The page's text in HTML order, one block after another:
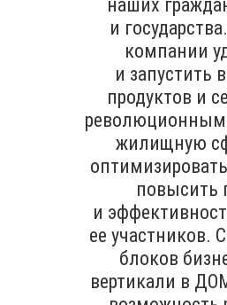
наших
и
компании
и запустить
продуктов и
революционным
жилищную
повысить
и
ее участников.
блоков
вертикали в